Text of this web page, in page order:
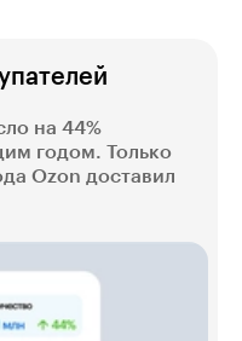
на 44%
годом. Только
Ozon доставил